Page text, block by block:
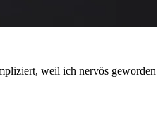
weil ich nervös geworden